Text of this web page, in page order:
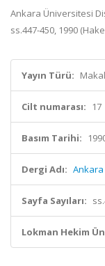
Ankara Üniversitesi
ss.447-450, 1990
Yayın Türü:
Cilt numarası: 17
Basım Tarihi:
Dergi Adı: Ankara
Sayfa Sayıları:
Lokman Hekim